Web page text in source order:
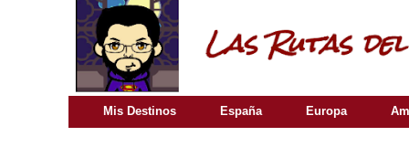
Mis Destinos España Europa